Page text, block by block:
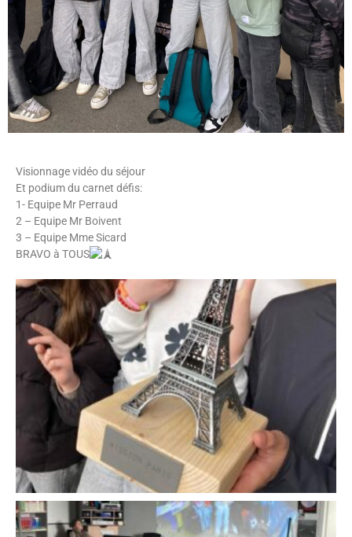
Visionnage vidéo du séjour
Et podium du carnet défis:
1- Equipe Mr Perraud
2 – Equipe Mr Boivent
3 – Equipe Mme Sicard
BRAVO à TOUS